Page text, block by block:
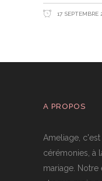
17 SEPTEMBRE
A PROPOS
Ameliage,
cérémonies, à
mariage.